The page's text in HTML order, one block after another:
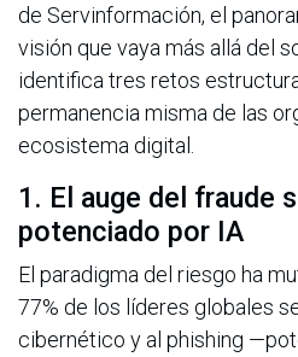
de Servinformación, el
visión que vaya más allá del
identifica tres retos
permanencia misma de las
ecosistema digital.
1. El auge del fraude
potenciado por IA
El paradigma del riesgo ha
77% de los líderes globales
cibernético y al phishing